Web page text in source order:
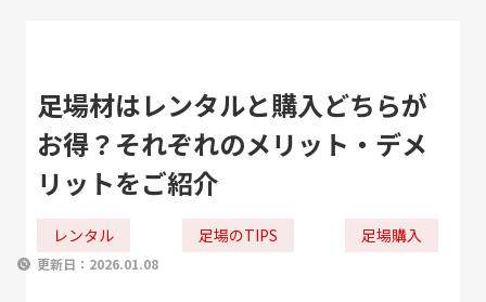
足場材はレンタルと購入どちらが
お得？それぞれのメリット・デメ
リットをご紹介
レンタル 足場のTIPS 足場購入
更新日： 2026.01.08